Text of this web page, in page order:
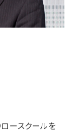
ースクールを